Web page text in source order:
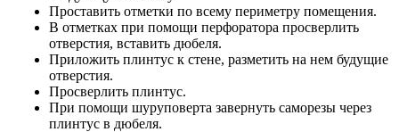
Проставить отметки по всему периметру помещения.
В отметках при помощи перфоратора просверлить
отверстия, вставить дюбеля.
Приложить плинтус к стене, разметить на нем будущие
отверстия.
Просверлить плинтус.
При помощи шуруповерта завернуть саморезы через
плинтус в дюбеля.